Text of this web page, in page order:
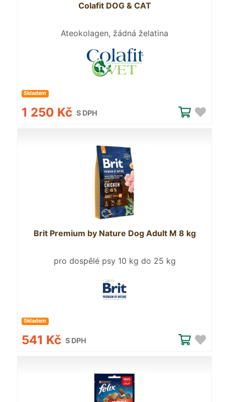
Colafit DOG & CAT
Ateokolagen, žádná želatina
Skladem
1 250 Kč S DPH
Brit Premium by Nature Dog Adult M 8 kg
pro dospělé psy 10 kg do 25 kg
Skladem
541 Kč S DPH